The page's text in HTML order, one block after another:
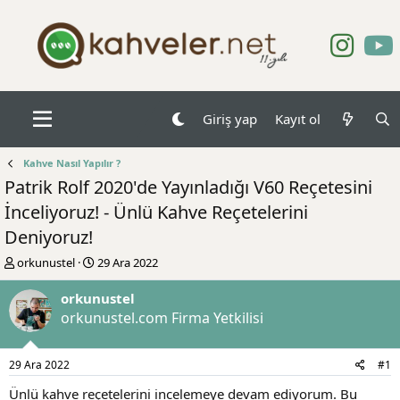
Giriş yap Kayıt ol
Kahve Nasıl Yapılır ?
Patrik Rolf 2020'de Yayınladığı V60 Reçetesini
İnceliyoruz! - Ünlü Kahve Reçetelerini
Deniyoruz!
K
o
n
b
u
u
b
a
orkunustel
B
a
ş
a
ı
ç
29 Ara 2022
orkunustel
orkunustel.com Firma Yetkilisi
29 Ara 2022 #1
Ünlü kahve reçetelerini incelemeye devam ediyorum. Bu